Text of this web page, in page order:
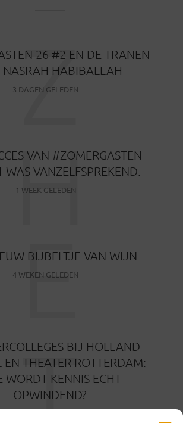
26 #2 EN DE TRANEN
NASRAH HABIBALLAH
3 DAGEN GELEDEN
Z
VAN #ZOMERGASTEN
VANZELFSPREKEND.
1 WEEK GELEDEN
H
BIJBELTJE VAN WIJN
4 WEKEN GELEDEN
E
BIJ HOLLAND
EN THEATER ROTTERDAM:
WORDT KENNIS ECHT
OPWINDEND?
T